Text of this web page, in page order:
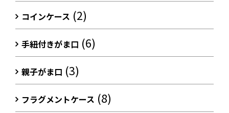
コインケース (2)
手紐付きがま口 (6)
親子がま口 (3)
フラグメントケース (8)